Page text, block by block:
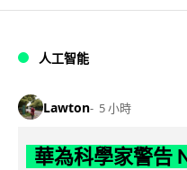
人工智能
Lawton 5 小時
華為科學家警告